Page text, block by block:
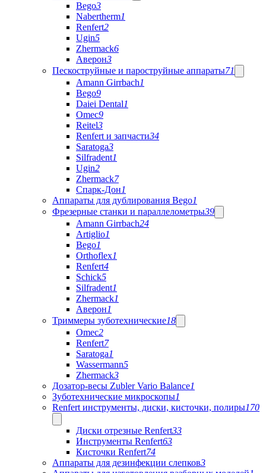
Bego3
Nabertherm1
Renfert2
Ugin5
Zhermack6
Аверон3
Пескоструйные и пароструйные аппараты71
Amann Girrbach1
Bego9
Daiei Dental1
Omec9
Reitel3
Renfert и запчасти34
Saratoga3
Silfradent1
Ugin2
Zhermack7
Спарк-Дон1
Аппараты для дублирования Bego1
Фрезерные станки и параллелометры39
Amann Girrbach24
Artiglio1
Bego1
Orthoflex1
Renfert4
Schick5
Silfradent1
Zhermack1
Аверон1
Триммеры зуботехнические18
Omec2
Renfert7
Saratoga1
Wassermann5
Zhermack3
Дозатор-весы Zubler Vario Balance1
Зуботехнические микроскопы1
Renfert инструменты, диски, кисточки, полиры170
Диски отрезные Renfert33
Инструменты Renfert63
Кисточки Renfert74
Аппараты для дезинфекции слепков3